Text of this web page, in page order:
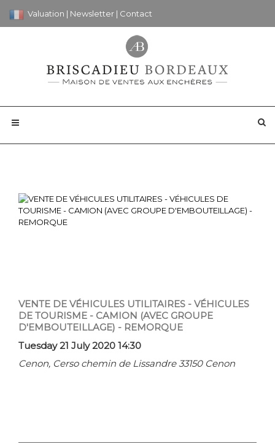
Valuation | Newsletter | Contact
VENTE DE VÉHICULES UTILITAIRES - VÉHICULES
DE TOURISME - CAMION (AVEC GROUPE
D'EMBOUTEILLAGE) - REMORQUE
Tuesday 21 July 2020 14:30
Cenon, Cerso chemin de Lissandre 33150 Cenon